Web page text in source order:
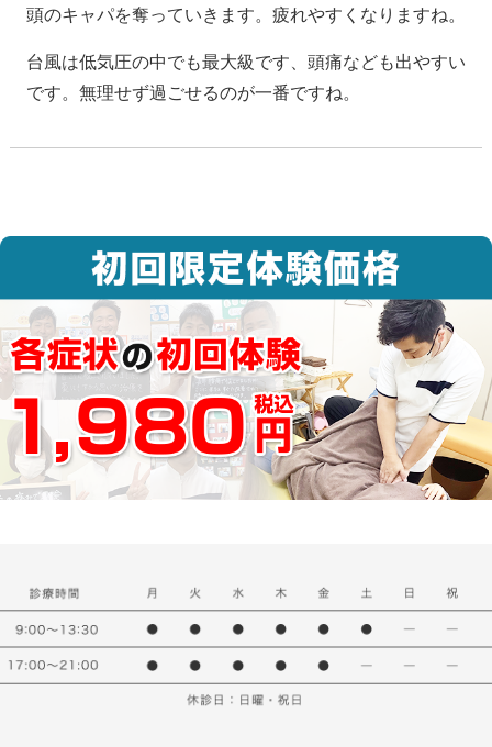
頭のキャパを奪っていきます。疲れやすくなりますね。
台風は低気圧の中でも最大級です、頭痛なども出やすい
です。無理せず過ごせるのが一番ですね。